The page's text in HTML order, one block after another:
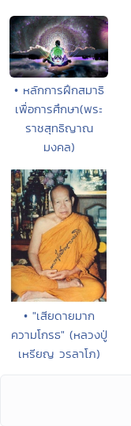
• หลักการฝึกสมาธิ
เพื่อการศึกษา(พระ
ราชสุทธิญาณ
มงคล)
• "เสียดายมาก
ความโกรธ" (หลวงปู่
เหรียญ วรลาโภ)